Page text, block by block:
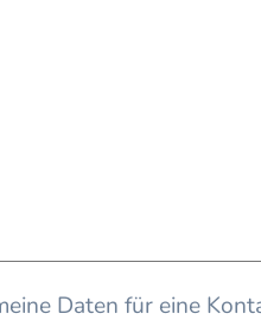
Daten für eine